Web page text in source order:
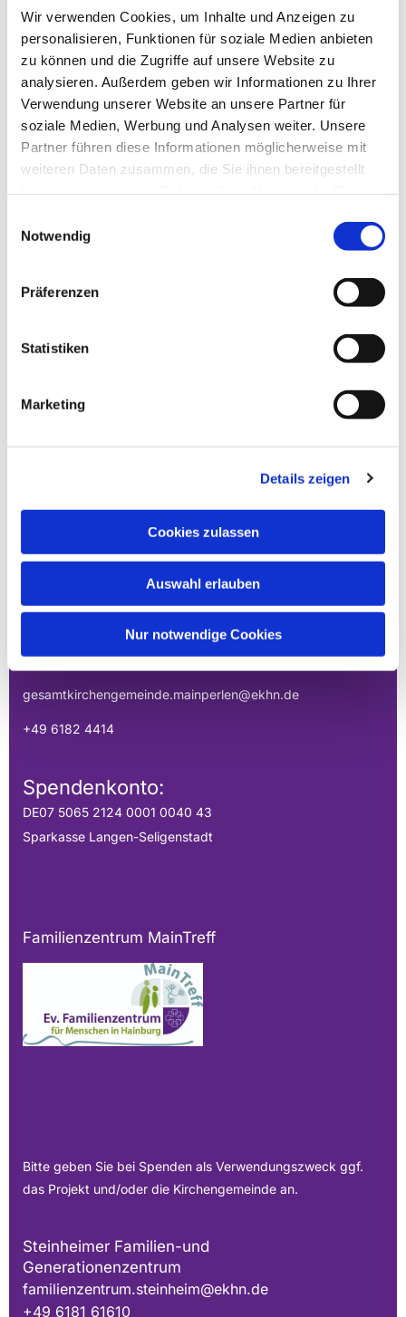
Wir verwenden Cookies, um Inhalte und Anzeigen zu
personalisieren, Funktionen für soziale Medien anbieten
zu können und die Zugriffe auf unsere Website zu
analysieren. Außerdem geben wir Informationen zu Ihrer
Verwendung unserer Website an unsere Partner für
soziale Medien, Werbung und Analysen weiter. Unsere
Partner führen diese Informationen möglicherweise mit
weiteren Daten zusammen, die Sie ihnen bereitgestellt
Notwendig
Präferenzen
Statistiken
Marketing
Details zeigen
Cookies zulassen
Auswahl erlauben
Nur notwendige Cookies
EVANGELISCHE
GESAMTKIRCHENGEMEINDE DER
MAINPERLEN
Uhlandstraße 1
Hainburg, Hessen 63512
gesamtkirchengemeinde.mainperlen@ekhn.de
+49 6182 4414
Spendenkonto:
DE07 5065 2124 0001 0040 43
Sparkasse Langen-Seligenstadt
Familienzentrum MainTreff
Bitte geben Sie bei Spenden als Verwendungszweck ggf.
das Projekt und/oder die Kirchengemeinde an.
Steinheimer Familien-und
Generationenzentrum
familienzentrum.steinheim@ekhn.de
+49 6181 61610